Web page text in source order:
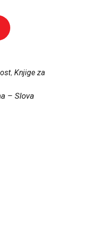
, Knjige za
– Slova